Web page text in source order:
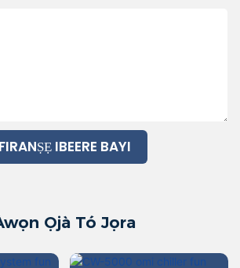
FIRANṢẸ IBEERE BAYI
Ọjà Tó Jọra